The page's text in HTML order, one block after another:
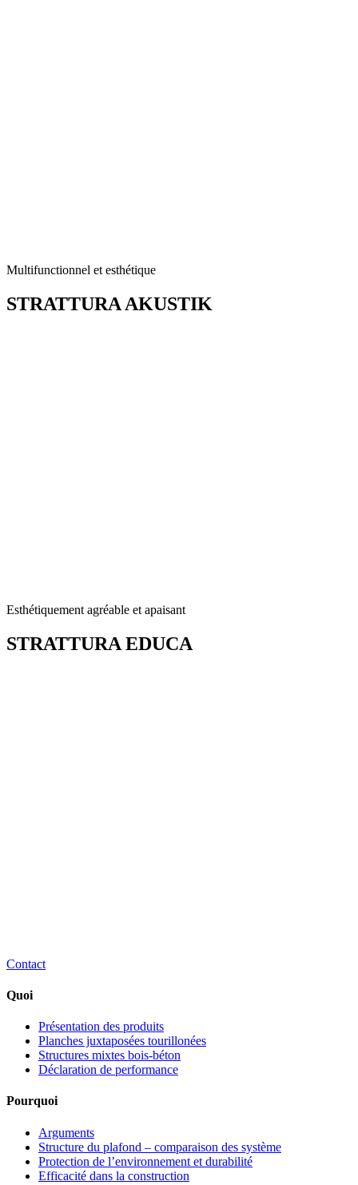
Multifunctionnel et esthétique
STRATTURA AKUSTIK
Esthétiquement agréable et apaisant
STRATTURA EDUCA
Contact
Quoi
Présentation des produits
Planches juxtaposées tourillonées
Structures mixtes bois-béton
Déclaration de performance
Pourquoi
Arguments
Structure du plafond – comparaison des système
Protection de l’environnement et durabilité
Efficacité dans la construction